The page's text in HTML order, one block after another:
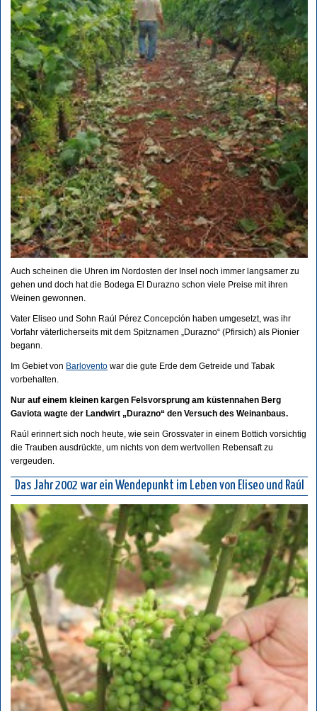
Auch scheinen die Uhren im Nordosten der Insel noch immer langsamer zu
gehen und doch hat die Bodega El Durazno schon viele Preise mit ihren
Weinen gewonnen.
Vater Eliseo und Sohn Raúl Pérez Concepción haben umgesetzt, was ihr
Vorfahr väterlicherseits mit dem Spitznamen „Durazno“ (Pfirsich) als Pionier
begann.
Im Gebiet von Barlovento war die gute Erde dem Getreide und Tabak
vorbehalten.
Nur auf einem kleinen kargen Felsvorsprung am küstennahen Berg
Gaviota wagte der Landwirt „Durazno“ den Versuch des Weinanbaus.
Raúl erinnert sich noch heute, wie sein Grossvater in einem Bottich vorsichtig
die Trauben ausdrückte, um nichts von dem wertvollen Rebensaft zu
vergeuden.
Das Jahr 2002 war ein Wendepunkt im Leben von Eliseo und Raúl